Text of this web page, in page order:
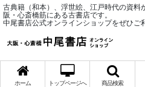
古典籍（和本）、浮世絵、江戸時代の資
阪・心斎橋筋にある古書店です。
中尾書店公式オンラインショップをぜひご
ホーム トップページへ 商品検索